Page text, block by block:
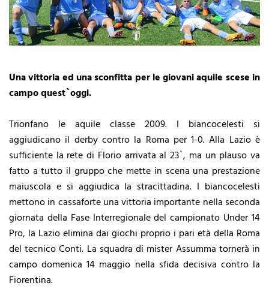
Una vittoria ed una sconfitta per le giovani aquile scese in
campo quest`oggi.
Trionfano le aquile classe 2009. I biancocelesti si
aggiudicano il derby contro la Roma per 1-0. Alla Lazio è
sufficiente la rete di Florio arrivata al 23`, ma un plauso va
fatto a tutto il gruppo che mette in scena una prestazione
maiuscola e si aggiudica la stracittadina. I biancocelesti
mettono in cassaforte una vittoria importante nella seconda
giornata della Fase Interregionale del campionato Under 14
Pro, la Lazio elimina dai giochi proprio i pari età della Roma
del tecnico Conti. La squadra di mister Assumma tornerà in
campo domenica 14 maggio nella sfida decisiva contro la
Fiorentina.